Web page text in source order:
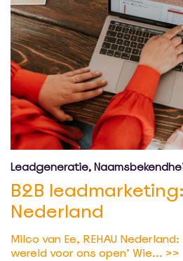
Leadgeneratie,
B2B leadmarketing:
Nederland
Milco van Ee, REHAU
wereld voor ons open’ Wie... >>